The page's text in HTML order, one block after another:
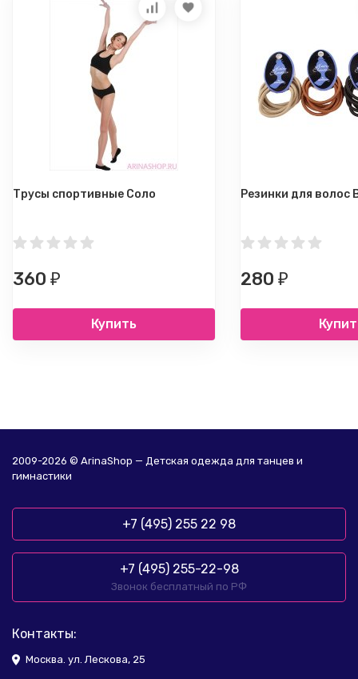
Трусы спортивные Соло
360 ₽
Купить
Резинки для волос
280 ₽
2009-2026 © ArinaShop — Детская одежда для танцев и
гимнастики
+7 (495) 255 22 98
+7 (495) 255-22-98
Звонок бесплатный по РФ
Контакты:
Москва. ул. Лескова, 25